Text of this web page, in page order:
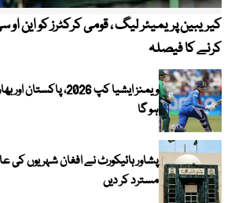
کرنے کا فیصلہ
ویمنز ایشیا کپ 2026،
ہو گا
پشاور ہائیکورٹ نے افغان شہریوں کی
مسترد کر دیں